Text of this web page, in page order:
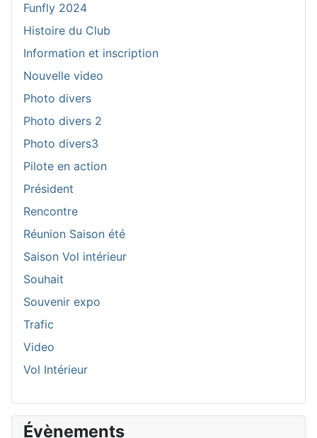
Funfly 2024
Histoire du Club
Information et inscription
Nouvelle video
Photo divers
Photo divers 2
Photo divers3
Pilote en action
Président
Rencontre
Réunion Saison été
Saison Vol intérieur
Souhait
Souvenir expo
Trafic
Video
Vol Intérieur
Évènements
A
n
M
o
A
M